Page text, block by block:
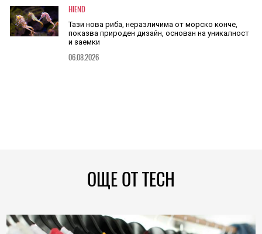
HIEND
Тази нова риба, неразличима от морско конче,
показва природен дизайн, основан на уникалност
и заемки
06.08.2026
ОЩЕ ОТ TECH